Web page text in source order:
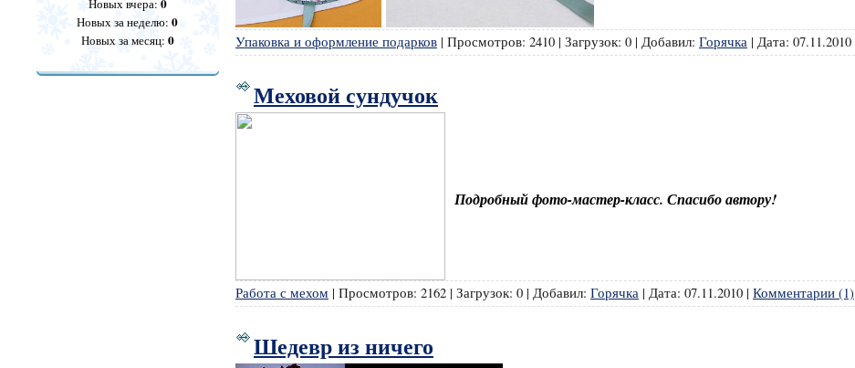
Новых вчера: 0
Новых за неделю:0
Новых за месяц: 0 Упаковка и оформление подарков| Просмотров: 2410| Загрузок: 0| Добавил: Горячка| Дата: 07.11.2010
Меховой сундучок
Подробный фото-мастер-класс. Спасибо автору!
Работа с мехом | Просмотров: 2162| Загрузок: 0| Добавил: Горячка| Дата: 07.11.2010 | Комментарии (1)
Шедевр из ничего